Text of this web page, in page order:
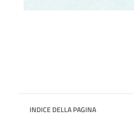
INDICE DELLA PAGINA